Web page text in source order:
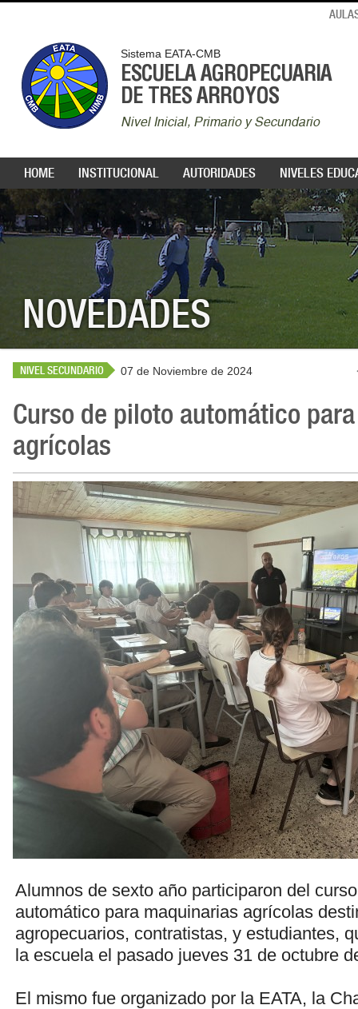
Sistema EATA-CMB
ESCUELA AGROPECUARIA
DE TRES ARROYOS
Nivel Inicial, Primario y Secundario
HOME INSTITUCIONAL AUTORIDADES NIVELES
NOVEDADES
NIVEL SECUNDARIO 07 de Noviembre de 2024
Curso de piloto automático
agrícolas
Alumnos de sexto año participaron del
automático para maquinarias agrícolas
agropecuarios, contratistas, y estudiantes,
la escuela el pasado jueves 31 de octubre
El mismo fue organizado por la EATA, la